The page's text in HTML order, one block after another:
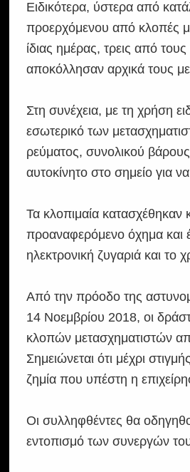
Ειδικότερα, ύστερα από
προερχόμενου από κλοπές
ίδιας ημέρας, τρεις από
αποκόλλησαν αρχικά τους
Στη συνέχεια, με τη χρήση
εσωτερικό των
ρεύματος, συνολικού
αυτοκίνητο στο σημείο για
Τα κλοπιμαία
προαναφερόμενο όχημα και
ηλεκτρονική ζυγαριά και
Από την πρόοδο της
14 Νοεμβρίου 2018, οι
κλοπών μετασχηματιστών
Σημειώνεται ότι μέχρι
ζημία που υπέστη η
Οι συλληφθέντες θα
εντοπισμό των συνεργών